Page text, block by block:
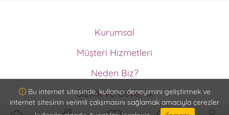
Kurumsal
Ödeme Metodları
Memnuniyet Garantisi
Müşteri Hizmetleri
Müşteri Hizmetleri
İptal ve İade Koşulları
Sipariş Takip
Neden Biz?
ISO9001 Güvencesi
Vazo Ömrü Garantisi
Detaylı Ürün Bilgisi
Gizlilik ve Güvenlik
Gizlilik ve Güvenlik
Bu internet sitesinde, kullanıcı deneyimini geliştirmek ve
internet sitesinin verimli çalışmasını sağlamak amacıyla çerezler